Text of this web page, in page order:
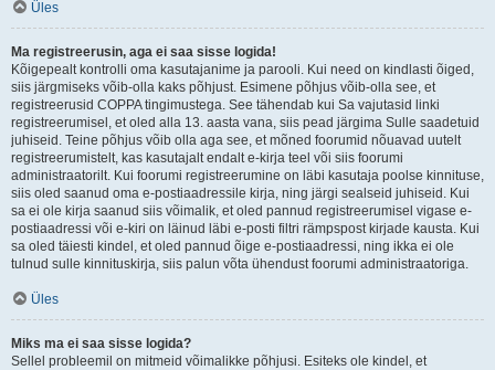
Üles
Ma registreerusin, aga ei saa sisse logida!
Kõigepealt kontrolli oma kasutajanime ja parooli. Kui need on kindlasti õiged,
siis järgmiseks võib-olla kaks põhjust. Esimene põhjus võib-olla see, et
registreerusid COPPA tingimustega. See tähendab kui Sa vajutasid linki
registreerumisel, et oled alla 13. aasta vana, siis pead järgima Sulle saadetuid
juhiseid. Teine põhjus võib olla aga see, et mõned foorumid nõuavad uutelt
registreerumistelt, kas kasutajalt endalt e-kirja teel või siis foorumi
administraatorilt. Kui foorumi registreerumine on läbi kasutaja poolse kinnituse,
siis oled saanud oma e-postiaadressile kirja, ning järgi sealseid juhiseid. Kui
sa ei ole kirja saanud siis võimalik, et oled pannud registreerumisel vigase e-
postiaadressi või e-kiri on läinud läbi e-posti filtri rämpspost kirjade kausta. Kui
sa oled täiesti kindel, et oled pannud õige e-postiaadressi, ning ikka ei ole
tulnud sulle kinnituskirja, siis palun võta ühendust foorumi administraatoriga.
Üles
Miks ma ei saa sisse logida?
Sellel probleemil on mitmeid võimalikke põhjusi. Esiteks ole kindel, et